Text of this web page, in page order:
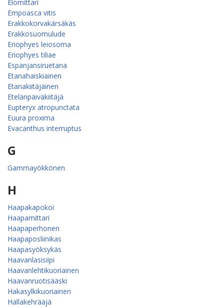
Elomittari
Empoasca vitis
Erakkokorvakärsäkäs
Erakkosuomulude
Eriophyes leiosoma
Eriophyes tiliae
Espanjansiruetana
Etanahaiskiainen
Etanakiitäjäinen
Etelänpäiväkiitäjä
Eupteryx atropunctata
Euura proxima
Evacanthus interruptus
G
Gammayökkönen
H
Haapakapokoi
Haapamittari
Haapaperhonen
Haapaposliinikas
Haapasyöksykäs
Haavanlasisiipi
Haavanlehtikuoriainen
Haavanruotisääski
Hakasylkikuoriainen
Hallakehrääjä